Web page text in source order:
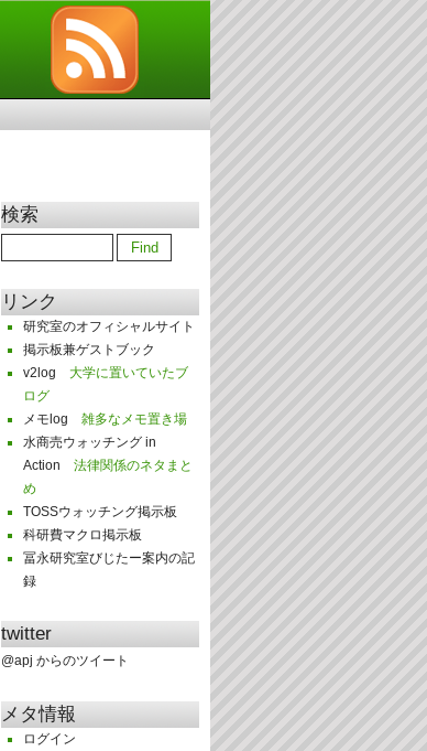
検索
リンク
研究室のオフィシャルサイト
掲示板兼ゲストブック
v2log 大学に置いていたブ
ログ
メモlog 雑多なメモ置き場
水商売ウォッチング in
Action 法律関係のネタまと
め
TOSSウォッチング掲示板
科研費マクロ掲示板
冨永研究室びじたー案内の記
録
twitter
@apj からのツイート
メタ情報
ログイン